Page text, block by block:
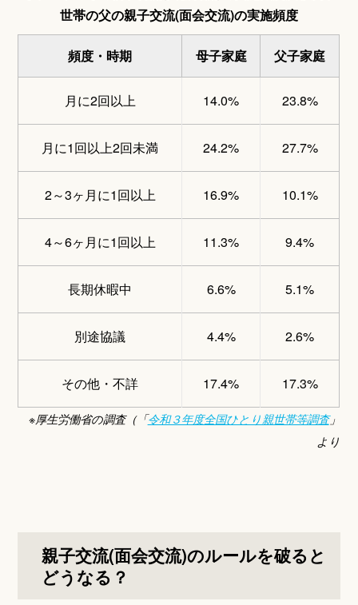
世帯の父の親子交流(面会交流)の実施頻度
頻度・時期 母子家庭 父子家庭
月に2回以上 14.0% 23.8%
月に1回以上2回未満 24.2% 27.7%
2～3ヶ月に1回以上 16.9% 10.1%
4～6ヶ月に1回以上 11.3% 9.4%
長期休暇中 6.6% 5.1%
別途協議 4.4% 2.6%
その他・不詳 17.4% 17.3%
※厚生労働省の調査（「令和３年度全国ひとり親世帯等調査」
より
親子交流(面会交流)のルールを破ると
どうなる？